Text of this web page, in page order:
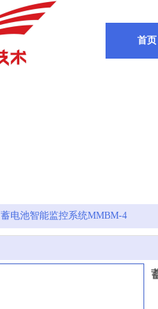
首页
蓄电池智能监控系统MMBM-4